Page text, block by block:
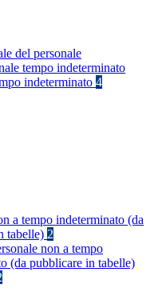
del personale
tempo indeterminato
indeterminato 4
a tempo indeterminato (da
tabelle) 2
non a tempo
(da pubblicare in tabelle)